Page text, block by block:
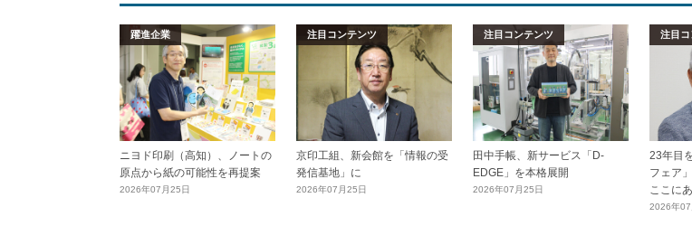
躍進企業
ニヨド印刷（高知）、ノートの
原点から紙の可能性を再提案
2026年07月25日
注目コンテンツ
京印工組、新会館を「情報の受
発信基地」に
2026年07月25日
注目コンテンツ
田中手帳、新サービス「D-
EDGE」を本格展開
2026年07月25日
注目
23年目
フェア
ここに
2026年07